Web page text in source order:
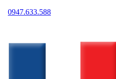
0947.633.588